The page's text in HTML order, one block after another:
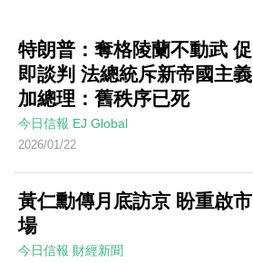
特朗普：奪格陵蘭不動武 促
即談判 法總統斥新帝國主義
加總理：舊秩序已死
今日信報 EJ Global
2026/01/22
黃仁勳傳月底訪京 盼重啟市
場
今日信報 財經新聞